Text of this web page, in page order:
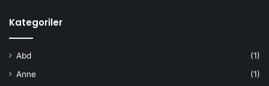
Kategoriler
Abd
(1)
Anne
(1)